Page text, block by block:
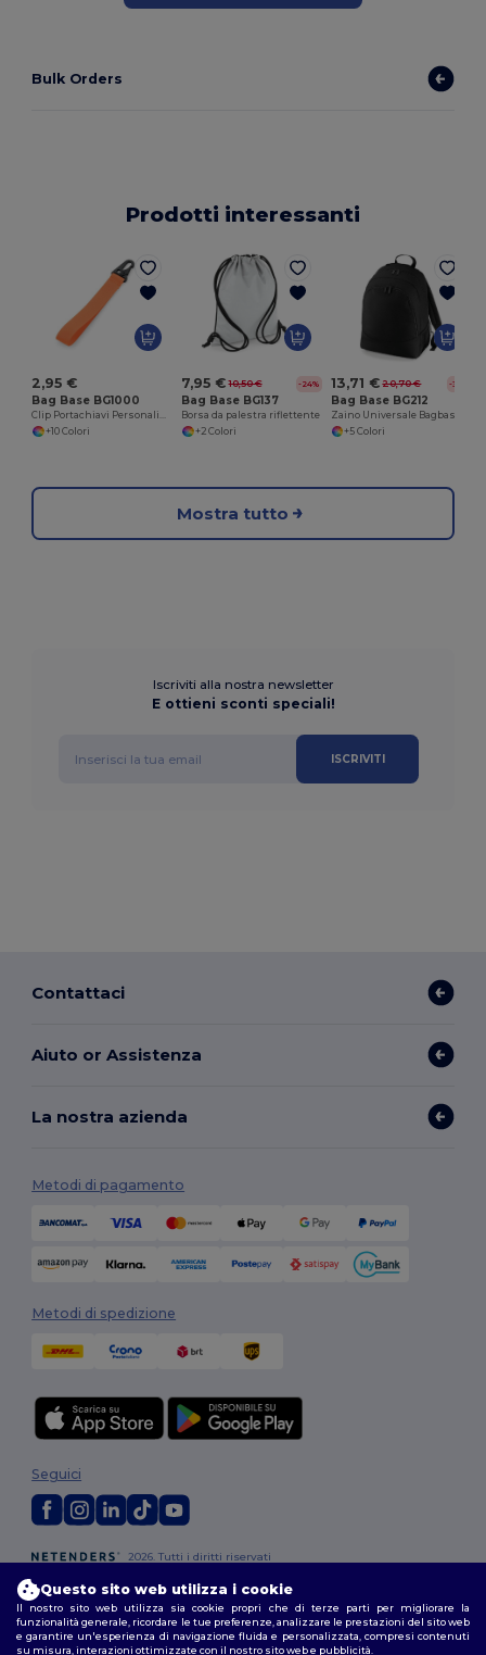
Bulk Orders
Prodotti interessanti
2,95 €
Bag Base BG1000
Clip Portachiavi Personalizzabile Bagbase
+10 Colori
7,95 € 10,50 € -24%
Bag Base BG137
Borsa da palestra riflettente
+2 Colori
13,71 € 20,70 € -34%
Bag Base BG212
+5 Colori
Mostra tutto
Iscriviti alla nostra newsletter
E ottieni sconti speciali!
ISCRIVITI
Contattaci
Aiuto or Assistenza
La nostra azienda
Metodi di pagamento
Metodi di spedizione
2026. Tutti i diritti riservati
privacy|Politica sui cookie|Site Map
Seguici
Roma | Milano|Napoli | Torino | Palermo |Genova|Bologna |Firenze
Questo sito web utilizza i cookie
Il nostro sito web utilizza sia cookie propri che di terze parti per migliorare la
funzionalità generale, ricordare le tue preferenze, analizzare le prestazioni del sito web
e garantire un'esperienza di navigazione fluida e personalizzata, compresi contenuti
su misura, interazioni ottimizzate con il nostro sito web e pubblicità.